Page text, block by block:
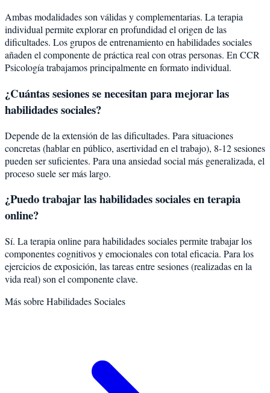
Ambas modalidades son válidas y complementarias. La terapia
individual permite explorar en profundidad el origen de las
dificultades. Los grupos de entrenamiento en habilidades sociales
añaden el componente de práctica real con otras personas. En CCR
Psicología trabajamos principalmente en formato individual.
¿Cuántas sesiones se necesitan para mejorar las
habilidades sociales?
Depende de la extensión de las dificultades. Para situaciones
concretas (hablar en público, asertividad en el trabajo), 8-12 sesiones
pueden ser suficientes. Para una ansiedad social más generalizada, el
proceso suele ser más largo.
¿Puedo trabajar las habilidades sociales en terapia
online?
Sí. La terapia online para habilidades sociales permite trabajar los
componentes cognitivos y emocionales con total eficacia. Para los
ejercicios de exposición, las tareas entre sesiones (realizadas en la
vida real) son el componente clave.
Más sobreHabilidades Sociales